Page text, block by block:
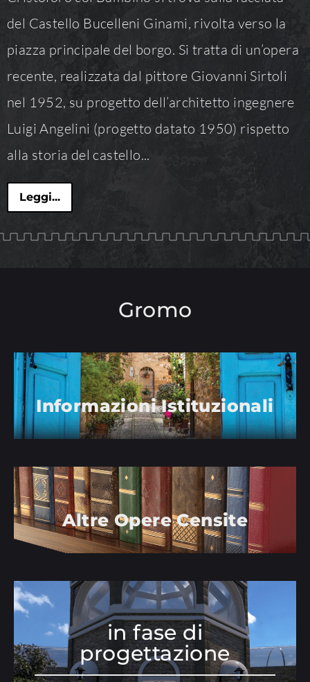
del Castello Bucelleni Ginami, rivolta verso la
piazza principale del borgo. Si tratta di un’opera
recente, realizzata dal pittore Giovanni Sirtoli
nel 1952, su progetto dell’architetto ingegnere
Luigi Angelini (progetto datato 1950) rispetto
alla storia del castello...
Leggi...
Gromo
Informazioni Istituzionali
Altre Opere Censite
in fase di
progettazione